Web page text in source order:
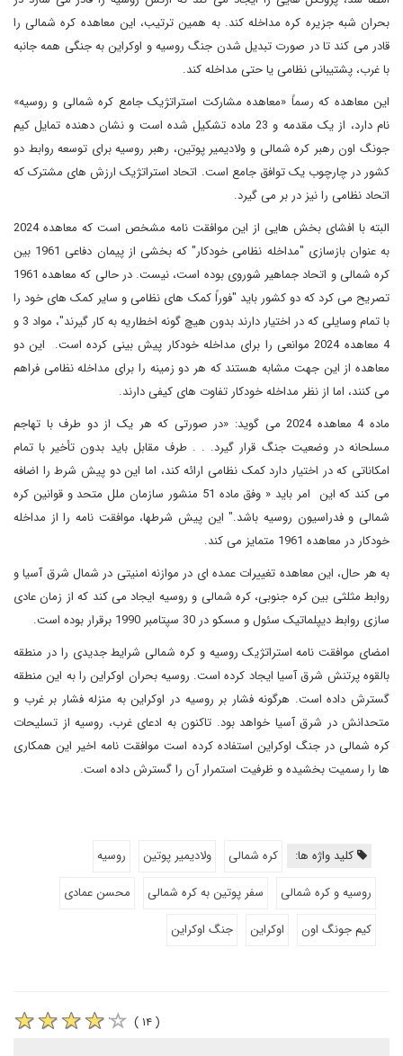
بحران شبه جزیره کره مداخله کند. به همین ترتیب، این معاهده کره شمالی را
قادر می کند تا در صورت تبدیل شدن جنگ روسیه و اوکراین به جنگی همه جانبه
با غرب، پشتیبانی نظامی یا حتی مداخله کند.
این معاهده که رسماً «معاهده مشارکت استراتژیک جامع کره شمالی و روسیه»
نام دارد، از یک مقدمه و 23 ماده تشکیل شده است و نشان دهنده تمایل کیم
جونگ اون رهبر کره شمالی و ولادیمیر پوتین، رهبر روسیه برای توسعه روابط دو
کشور در چارچوب یک توافق جامع است. اتحاد استراتژیک ارزش های مشترک که
اتحاد نظامی را نیز در بر می گیرد.
البته با افشای بخش هایی از این موافقت نامه مشخص است که معاهده 2024
به عنوان بازسازی "مداخله نظامی خودکار" که بخشی از پیمان دفاعی 1961 بین
کره شمالی و اتحاد جماهیر شوروی بوده است، نیست. در حالی که معاهده 1961
تصریح می کرد که دو کشور باید "فوراً کمک های نظامی و سایر کمک های خود را
با تمام وسایلی که در اختیار دارند بدون هیچ گونه اخطاریه به کار گیرند"، مواد 3 و
4 معاهده 2024 موانعی را برای مداخله خودکار پیش بینی کرده است. این دو
معاهده از این جهت مشابه هستند که هر دو زمینه را برای مداخله نظامی فراهم
می کنند، اما از نظر مداخله خودکار تفاوت های کیفی دارند.
ماده 4 معاهده 2024 می گوید: «در صورتی که هر یک از دو طرف با تهاجم
مسلحانه در وضعیت جنگ قرار گیرد. . . طرف مقابل باید بدون تأخیر با تمام
امکاناتی که در اختیار دارد کمک نظامی ارائه کند، اما این دو پیش شرط را اضافه
می کند که این امر باید « وفق ماده 51 منشور سازمان ملل متحد و قوانین کره
شمالی و فدراسیون روسیه باشد." این پیش شرطها، موافقت نامه را از مداخله
خودکار در معاهده 1961 متمایز می کند.
به هر حال، این معاهده تغییرات عمده ای در موازنه امنیتی در شمال شرق آسیا و
روابط مثلثی بین کره جنوبی، کره شمالی و روسیه ایجاد می کند که از زمان عادی
سازی روابط دیپلماتیک سئول و مسکو در 30 سپتامبر 1990 برقرار بوده است.
امضای موافقت نامه استراتژیک روسیه و کره شمالی شرایط جدیدی را در منطقه
بالقوه پرتنش شرق آسیا ایجاد کرده است. روسیه بحران اوکراین را به این منطقه
گسترش داده است. هرگونه فشار بر روسیه در اوکراین به منزله فشار بر غرب و
متحدانش در شرق آسیا خواهد بود. تاکنون به ادعای غرب، روسیه از تسلیحات
کره شمالی در جنگ اوکراین استفاده کرده است موافقت نامه اخیر این همکاری
ها را رسمیت بخشیده و ظرفیت استمرار آن را گسترش داده است.
کلید واژه ها: کره شمالی ولادیمیر پوتین
روسیه
روسیه و کره شمالی
سفر پوتین به کره شمالی
محسن عمادی
کیم جونگ اون
اوکراین جنگ اوکراین
( ۱۴ )